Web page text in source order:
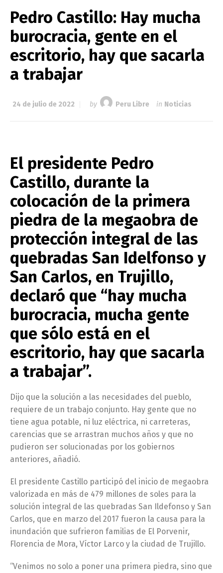
Pedro Castillo: Hay mucha
burocracia, gente en el
escritorio, hay que sacarla
a trabajar
24 de julio de 2022 by Peru Libre in Noticias
El presidente Pedro
Castillo, durante la
colocación de la primera
piedra de la megaobra de
protección integral de las
quebradas San Idelfonso y
San Carlos, en Trujillo,
declaró que “hay mucha
burocracia, mucha gente
que sólo está en el
escritorio, hay que sacarla
a trabajar”.
Dijo que la solución a las necesidades del pueblo,
requiere de un trabajo conjunto. Hay gente que no
tiene agua potable, ni luz eléctrica, ni carreteras,
carencias que se arrastran muchos años y que no
pudieron ser solucionadas por los gobiernos
anteriores, añadió.
El presidente Castillo participó del inicio de megaobra
valorizada en más de 479 millones de soles para la
solución integral de las quebradas San Ildefonso y San
Carlos, que en marzo del 2017 fueron la causa para la
inundación que sufrieron familias de El Porvenir,
Florencia de Mora, Víctor Larco y la ciudad de Trujillo.
“Venimos no solo a poner una primera piedra, sino que